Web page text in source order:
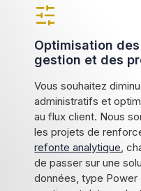
Optimisation
gestion et des
Vous souhaitez
administratifs et
au flux client. Nous
les projets de
refonte analytique,
de passer sur une
données, type